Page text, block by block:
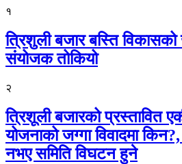
१
त्रिशुली बजार बस्ति विकासको
संयोजक तोकियो
२
त्रिशूली बजारको प्रस्तावित
योजनाको जग्गा विवादमा
नभए समिति विघटन हुने